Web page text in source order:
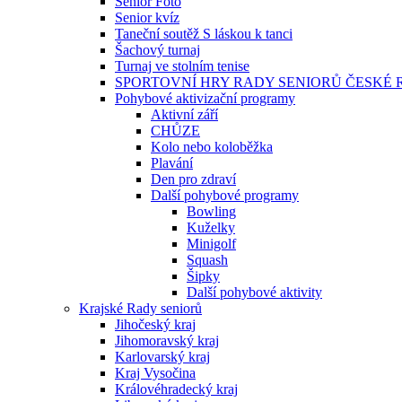
Senior kvíz
Taneční soutěž S láskou k tanci
Šachový turnaj
Turnaj ve stolním tenise
SPORTOVNÍ HRY RADY SENIORŮ ČESKÉ
Pohybové aktivizační programy
Aktivní září
CHŮZE
Kolo nebo koloběžka
Plavání
Den pro zdraví
Další pohybové programy
Bowling
Kuželky
Minigolf
Squash
Šipky
Další pohybové aktivity
Krajské Rady seniorů
Jihočeský kraj
Jihomoravský kraj
Karlovarský kraj
Kraj Vysočina
Královéhradecký kraj